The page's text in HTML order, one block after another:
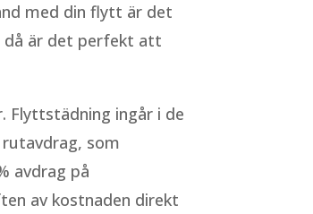
med din flytt är det
är det perfekt att
Flyttstädning ingår i de
som
avdrag på
av kostnaden direkt